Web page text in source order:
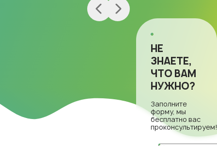
НЕ
ЗНАЕТЕ,
ЧТО ВАМ
НУЖНО?
Заполните
форму, мы
бесплатно вас
проконсультируем!